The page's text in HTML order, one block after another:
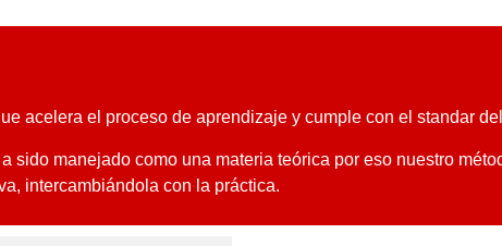
acelera el proceso de aprendizaje y cumple con el standar
sido manejado como una materia teórica por eso nuestro
intercambiándola con la práctica.